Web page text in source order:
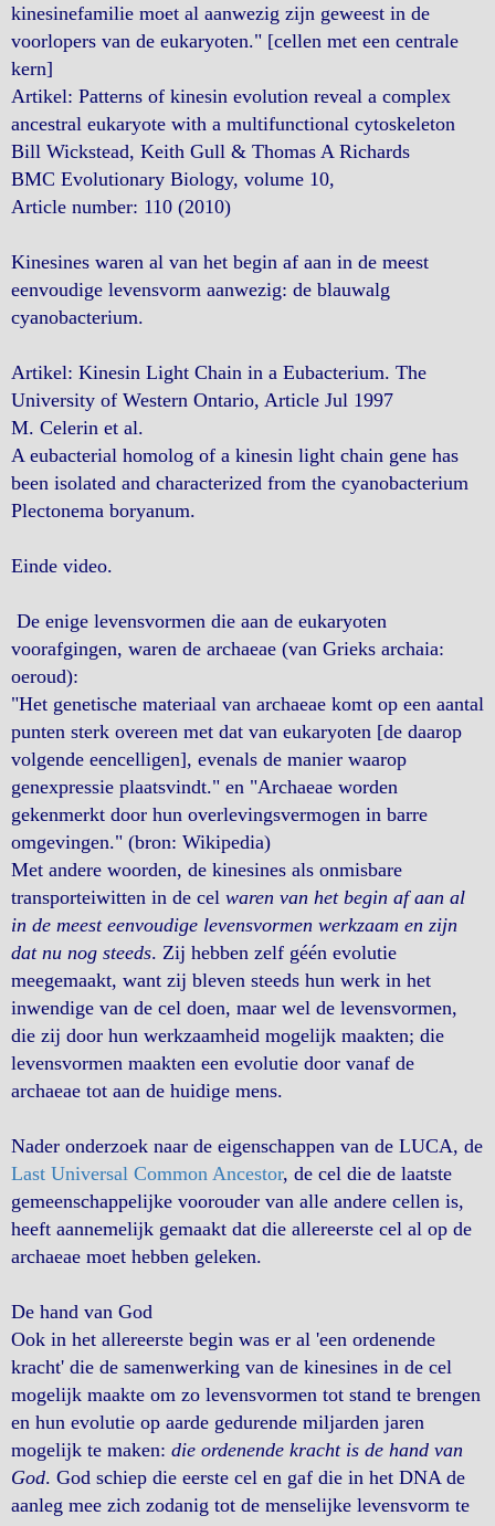
kinesinefamilie moet al aanwezig zijn geweest in de
voorlopers van de eukaryoten." [cellen met een centrale
kern]
Artikel: Patterns of kinesin evolution reveal a complex
ancestral eukaryote with a multifunctional cytoskeleton
Bill Wickstead, Keith Gull & Thomas A Richards
BMC Evolutionary Biology, volume 10,
Article number: 110 (2010)
Kinesines waren al van het begin af aan in de meest
eenvoudige levensvorm aanwezig: de blauwalg
cyanobacterium.
Artikel: Kinesin Light Chain in a Eubacterium. The
University of Western Ontario, Article Jul 1997
M. Celerin et al.
A eubacterial homolog of a kinesin light chain gene has
been isolated and characterized from the cyanobacterium
Plectonema boryanum.
Einde video.
De enige levensvormen die aan de eukaryoten
voorafgingen, waren de archaeae (van Grieks archaia:
oeroud):
"Het genetische materiaal van archaeae komt op een aantal
punten sterk overeen met dat van eukaryoten [de daarop
volgende eencelligen], evenals de manier waarop
genexpressie plaatsvindt." en "Archaeae worden
gekenmerkt door hun overlevingsvermogen in barre
omgevingen." (bron: Wikipedia)
Met andere woorden, de kinesines als onmisbare
transporteiwitten in de cel waren van het begin af aan al
in de meest eenvoudige levensvormen werkzaam en zijn
dat nu nog steeds. Zij hebben zelf géén evolutie
meegemaakt, want zij bleven steeds hun werk in het
inwendige van de cel doen, maar wel de levensvormen,
die zij door hun werkzaamheid mogelijk maakten; die
levensvormen maakten een evolutie door vanaf de
archaeae tot aan de huidige mens.
Nader onderzoek naar de eigenschappen van de LUCA, de
Last Universal Common Ancestor, de cel die de laatste
gemeenschappelijke voorouder van alle andere cellen is,
heeft aannemelijk gemaakt dat die allereerste cel al op de
archaeae moet hebben geleken.
De hand van God
Ook in het allereerste begin was er al 'een ordenende
kracht' die de samenwerking van de kinesines in de cel
mogelijk maakte om zo levensvormen tot stand te brengen
en hun evolutie op aarde gedurende miljarden jaren
mogelijk te maken: die ordenende kracht is de hand van
God. God schiep die eerste cel en gaf die in het DNA de
aanleg mee zich zodanig tot de menselijke levensvorm te